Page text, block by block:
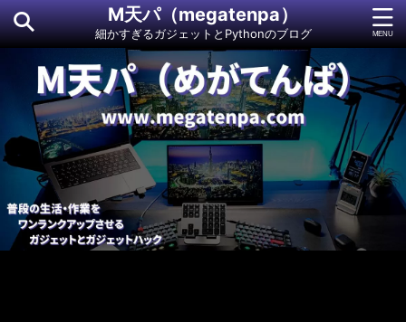
M天パ（megatenpa）
細かすぎるガジェットとPythonのブログ